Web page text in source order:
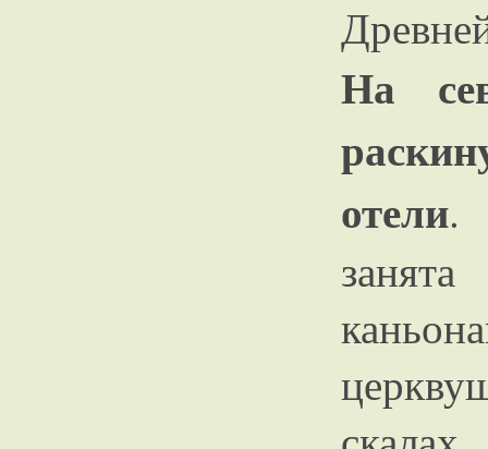
На
отели.